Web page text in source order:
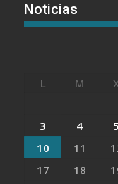
Noticias
L M
3
4 5
10
11
17
18